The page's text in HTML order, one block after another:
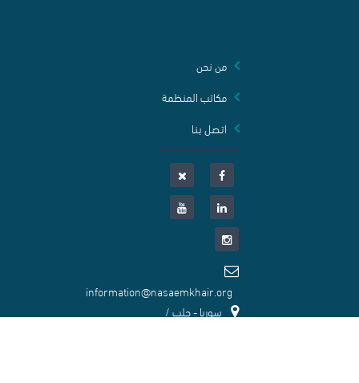
من نحن
مكاتب المنظمة
اتـصـل بـنـا
information@nasaemkhair.org
سوريا - حلب /